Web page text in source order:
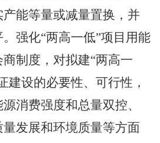
能等量或减量置换，并
强化“两高一低”项目用能
制度，对拟建“两高一
建设的必要性、可行性，
消费强度和总量双控、
发展和环境质量等方面